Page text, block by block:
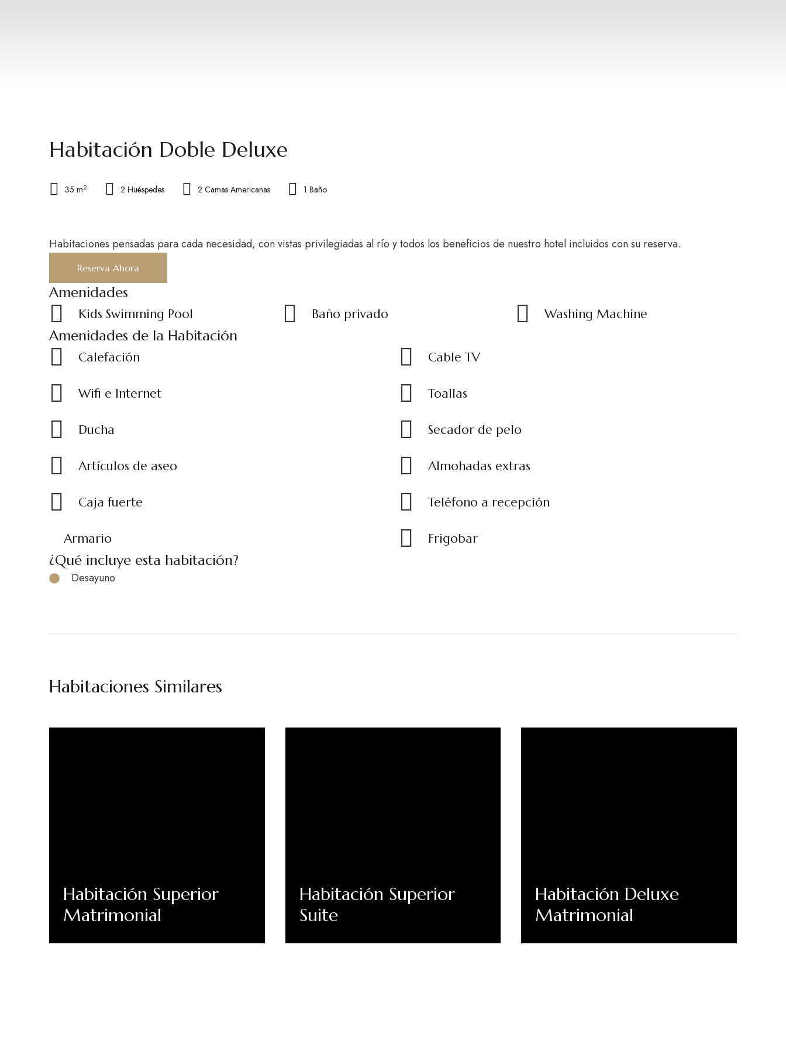
Habitación Doble Deluxe
35 m2 2 Huéspedes 2 Camas Americanas 1 Baño
Habitaciones pensadas para cada necesidad, con vistas privilegiadas al río y todos los beneficios de nuestro hotel incluidos con su reserva.
Reserva Ahora
Amenidades
Kids Swimming Pool Baño privado Washing Machine
Amenidades de la Habitación
Calefación Cable TV
Wifi e Internet Toallas
Ducha Secador de pelo
Artículos de aseo Almohadas extras
Caja fuerte Teléfono a recepción
Armario Frigobar
¿Qué incluye esta habitación?
Desayuno
Habitaciones Similares
Habitación Superior
Matrimonial
Descubre Más
Habitación Superior
Suite
Descubre Más
Habitación Deluxe
Matrimonial
Descubre Más